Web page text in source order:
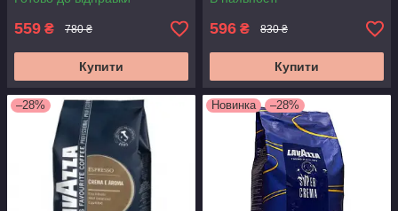
559 ₴ 780 ₴
Купити
596 ₴ 830 ₴
Купити
–28% Новинка –28%